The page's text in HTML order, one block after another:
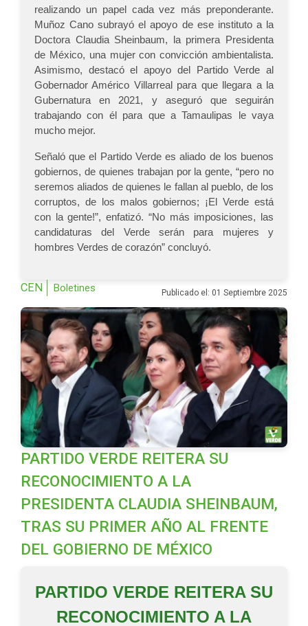
realizando un papel cada vez más preponderante.
Muñoz Cano subrayó el apoyo de ese instituto a la
Doctora Claudia Sheinbaum, la primera Presidenta
de México, una mujer con convicción ambientalista.
Asimismo, destacó el apoyo del Partido Verde al
Gobernador Américo Villarreal para que llegara a la
Gubernatura en 2021, y aseguró que seguirán
trabajando con él para que a Tamaulipas le vaya
mucho mejor.
Señaló que el Partido Verde es aliado de los buenos
gobiernos, de quienes trabajan por la gente, “pero no
seremos aliados de quienes le fallan al pueblo, de los
corruptos, de los malos gobiernos; ¡El Verde está
con la gente!”, enfatizó. “No más imposiciones, las
candidaturas del Verde serán para mujeres y
hombres Verdes de corazón” concluyó.
CEN Boletines Publicado el: 01 Septiembre 2025
PARTIDO VERDE REITERA SU
RECONOCIMIENTO A LA
PRESIDENTA CLAUDIA SHEINBAUM,
TRAS SU PRIMER AÑO AL FRENTE
DEL GOBIERNO DE MÉXICO
PARTIDO VERDE REITERA SU
RECONOCIMIENTO A LA